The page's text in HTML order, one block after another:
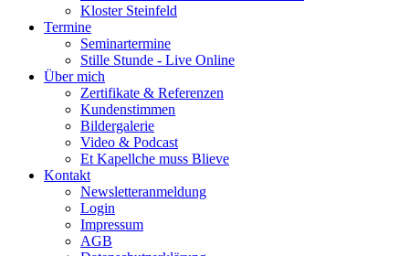
Kloster Steinfeld
Termine
Seminartermine
Stille Stunde - Live Online
Über mich
Zertifikate & Referenzen
Kundenstimmen
Bildergalerie
Video & Podcast
Et Kapellche muss Blieve
Kontakt
Newsletteranmeldung
Login
Impressum
AGB